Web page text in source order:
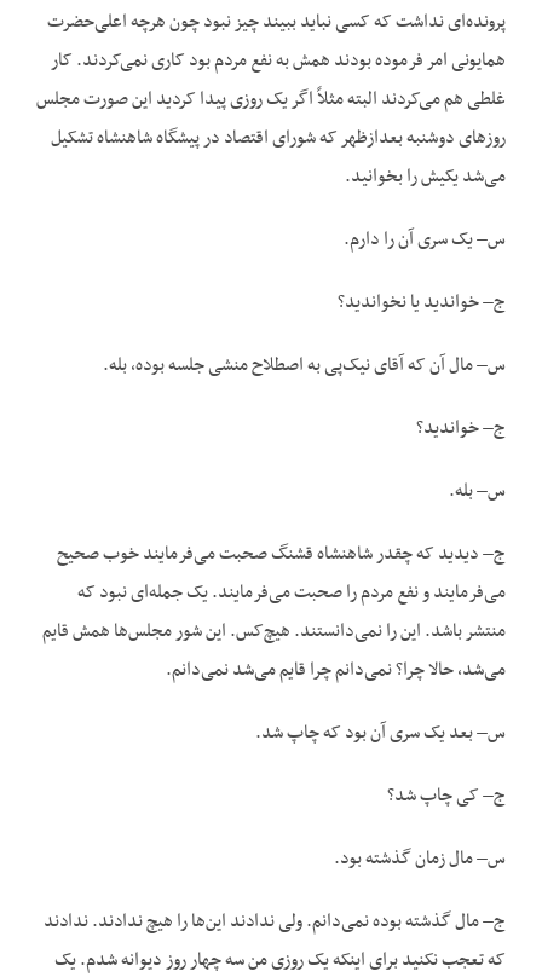
پرونده‌ای نداشت که کسی نباید ببیند چیز نبود چون هرچه اعلی‌حضرت
همایونی امر فرموده بودند همش به نفع مردم بود کاری نمی‌کردند. کار
غلطی هم می‌کردند البته مثلاً اگر یک روزی پیدا کردید این صورت مجلس
روزهای دوشنبه بعدازظهر که شورای اقتصاد در پیشگاه شاهنشاه تشکیل
می‌شد یکیش را بخوانید.
س– یک سری آن را دارم.
ج– خواندید یا نخواندید؟
س– مال آن که آقای نیک‌پی به اصطلاح منشی جلسه بوده، بله.
ج– خواندید؟
س– بله.
ج– دیدید که چقدر شاهنشاه قشنگ صحبت می‌فرمایند خوب صحیح
می‌فرمایند و نفع مردم را صحبت می‌فرمایند. یک جمله‌ای نبود که
منتشر باشد. این را نمی‌دانستند. هیچ‌کس. این شور مجلس‌ها همش قایم
می‌شد، حالا چرا؟ نمی‌دانم چرا قایم می‌شد نمی‌دانم.
س– بعد یک سری آن بود که چاپ شد.
ج– کی چاپ شد؟
س– مال زمان گذشته بود.
ج– مال گذشته بوده نمی‌دانم. ولی ندادند این‌ها را هیچ ندادند. ندادند
که تعجب نکنید برای اینکه یک روزی من سه چهار روز دیوانه شدم. یک